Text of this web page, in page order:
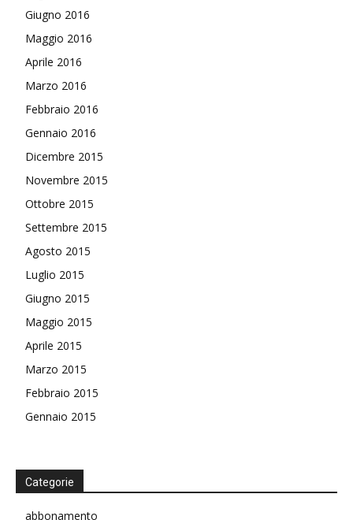
Giugno 2016
Maggio 2016
Aprile 2016
Marzo 2016
Febbraio 2016
Gennaio 2016
Dicembre 2015
Novembre 2015
Ottobre 2015
Settembre 2015
Agosto 2015
Luglio 2015
Giugno 2015
Maggio 2015
Aprile 2015
Marzo 2015
Febbraio 2015
Gennaio 2015
Categorie
abbonamento